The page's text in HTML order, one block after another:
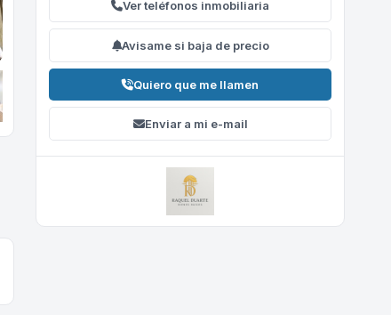
Ver teléfonos inmobiliaria
Avisame si baja de precio
Quiero que me llamen
Enviar a mi e-mail